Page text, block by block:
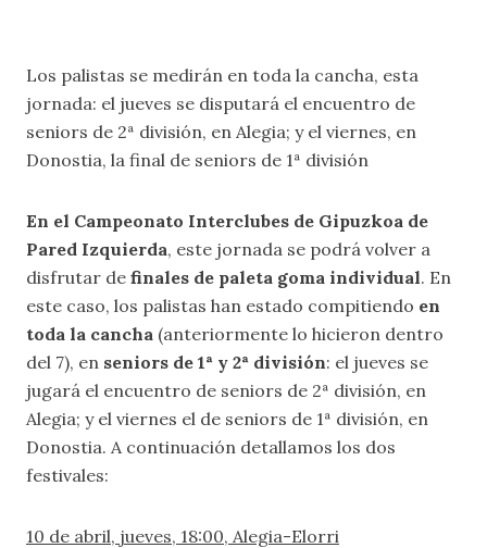
Los palistas se medirán en toda la cancha, esta
jornada: el jueves se disputará el encuentro de
seniors de 2ª división, en Alegia; y el viernes, en
Donostia, la final de seniors de 1ª división
En el Campeonato Interclubes de Gipuzkoa de
Pared Izquierda, este jornada se podrá volver a
disfrutar de finales de paleta goma individual. En
este caso, los palistas han estado compitiendo en
toda la cancha (anteriormente lo hicieron dentro
del 7), en seniors de 1ª y 2ª división: el jueves se
jugará el encuentro de seniors de 2ª división, en
Alegia; y el viernes el de seniors de 1ª división, en
Donostia. A continuación detallamos los dos
festivales:
10 de abril, jueves, 18:00, Alegia-Elorri